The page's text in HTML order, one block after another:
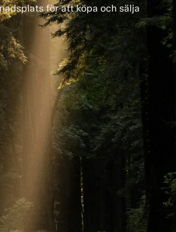
för att köpa och sälja